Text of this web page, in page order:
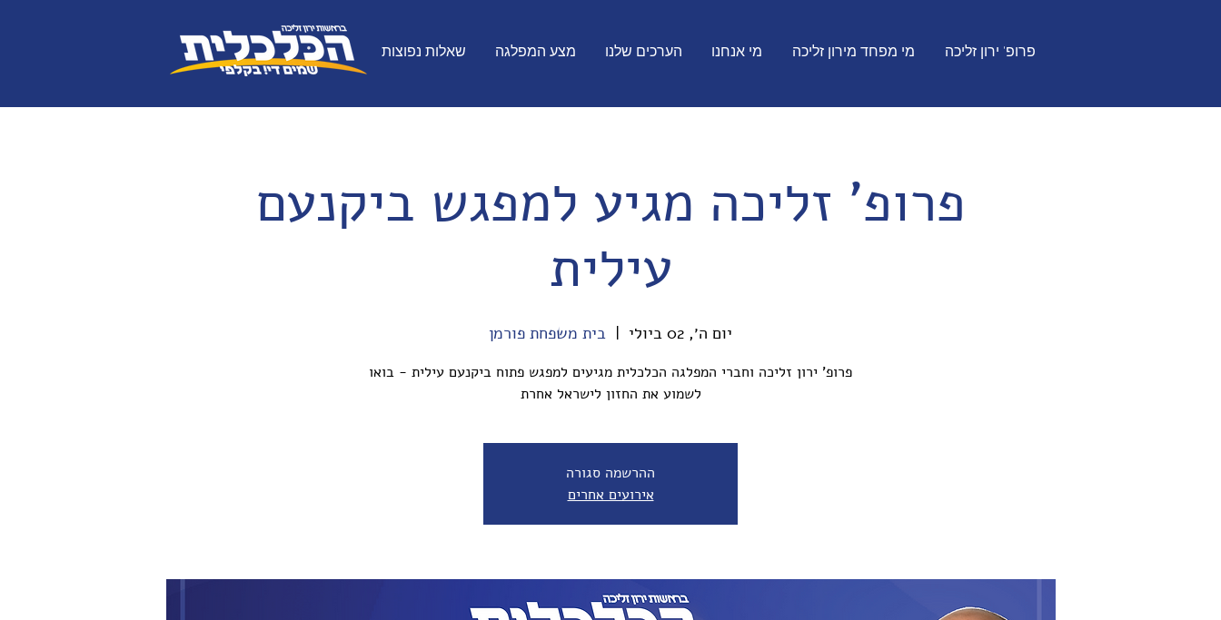
פרופ' ירון זליכה מי מפחד מירון זליכה מי אנחנו הערכים שלנו מצע המפלגה שאלות נפוצות
פרופ' זליכה מגיע למפגש ביקנעם
עילית
יום ה׳, 02 ביולי
  |
בית משפחת פורמן
פרופ' ירון זליכה וחברי המפלגה הכלכלית מגיעים למפגש פתוח ביקנעם עילית - בואו
לשמוע את החזון לישראל אחרת
ההרשמה סגורה
אירועים אחרים